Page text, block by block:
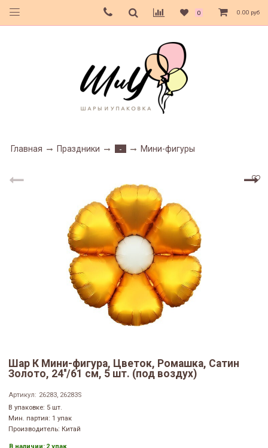
0 0.00 руб
Главная Праздники - Мини-фигуры
Шар К Мини-фигура, Цветок, Ромашка, Сатин
Золото, 24''/61 см, 5 шт. (под воздух)
Артикул: 26283, 26283S
В упаковке: 5 шт.
Мин. партия: 1 упак
Производитель: Китай